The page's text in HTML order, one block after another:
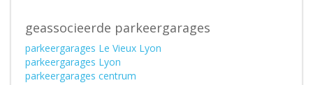
geassocieerde parkeergarages
parkeergarages Le Vieux Lyon
parkeergarages Lyon
parkeergarages centrum